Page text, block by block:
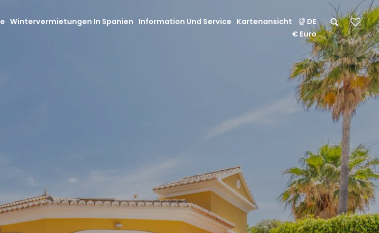
Wintervermietungen In Spanien Information Und Service Kartenansicht
DE
€ Euro